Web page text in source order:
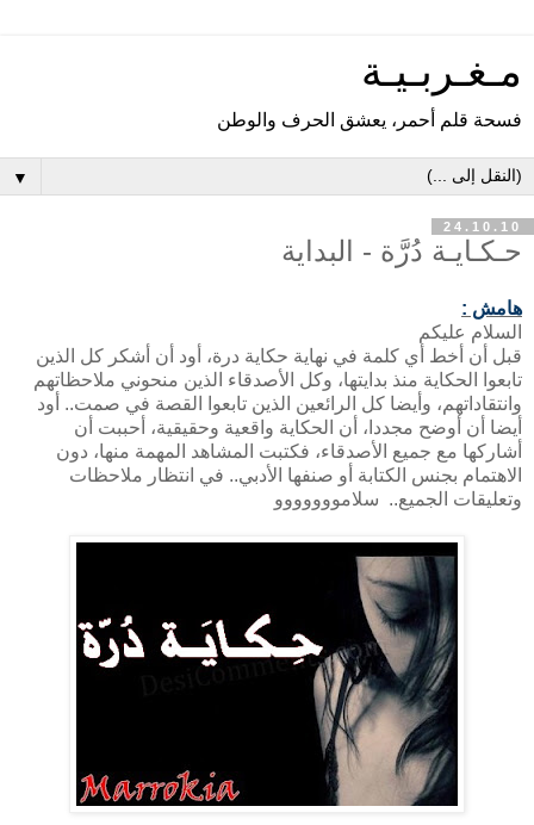
مـغـربـيـة
فسحة قلم أحمر، يعشق الحرف والوطن
▼
24.10.10
حـكـايـة دُرَّة - البداية
هامش :
السلام عليكم
قبل أن أخط أي كلمة في نهاية حكاية درة، أود أن أشكر كل الذين
تابعوا الحكاية منذ بدايتها، وكل الأصدقاء الذين منحوني ملاحظاتهم
وانتقاداتهم، وأيضا كل الرائعين الذين تابعوا القصة في صمت.. أود
أيضا أن أوضح مجددا، أن الحكاية واقعية وحقيقية، أحببت أن
أشاركها مع جميع الأصدقاء، فكتبت المشاهد المهمة منها، دون
الاهتمام بجنس الكتابة أو صنفها الأدبي.. في انتظار ملاحظات
وتعليقات الجميع.. سلامووووووو